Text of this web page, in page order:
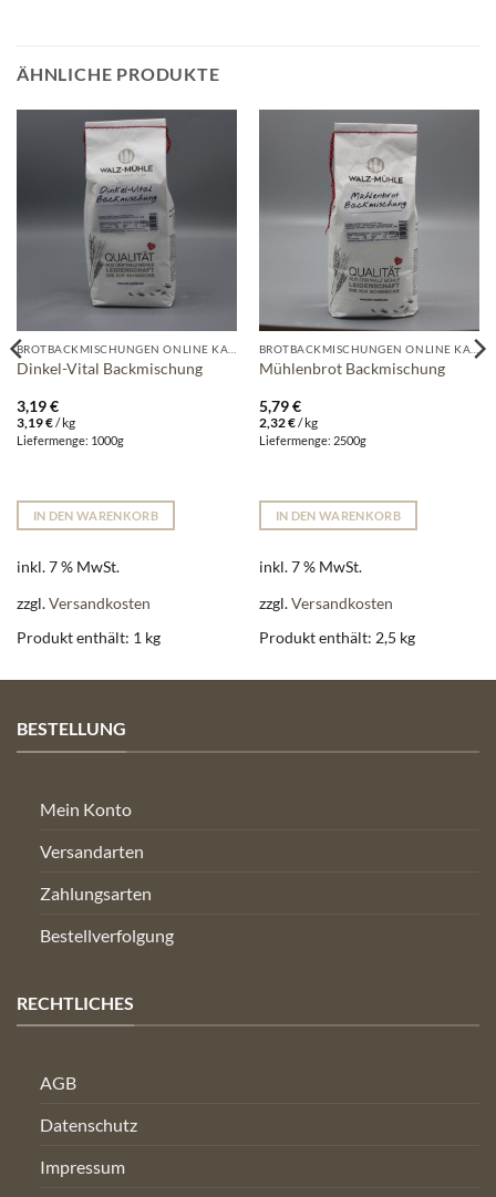
ÄHNLICHE PRODUKTE
Dinkel-Vital Backmischung
3,19€
3,19€/kg
Liefermenge: 1000g
IN DEN WARENKORB
inkl. 7 % MwSt.
zzgl.Versandkosten
Produkt enthält: 1 kg
BROTBACKMISCHUNGEN ONLINE KAUFEN | WALZ-MÜHLE
Mühlenbrot Backmischung
5,79€
2,32€/kg
Liefermenge: 2500g
IN DEN WARENKORB
inkl. 7 % MwSt.
zzgl.Versandkosten
Produkt enthält: 2,5 kg
BESTELLUNG
Mein Konto
Versandarten
Zahlungsarten
Bestellverfolgung
RECHTLICHES
AGB
Datenschutz
Impressum